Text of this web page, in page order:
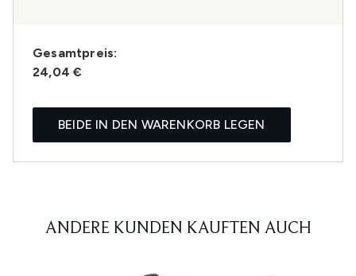
Gesamtpreis:
24,04 €
BEIDE IN DEN WARENKORB LEGEN
ANDERE KUNDEN KAUFTEN AUCH